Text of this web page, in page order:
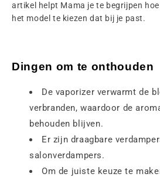
artikel helpt Mama je te begrijpen
het model te kiezen dat bij je past.
Dingen om te onthouden
De vaporizer verwarmt de
verbranden, waardoor de
behouden blijven.
Er zijn draagbare
salonverdampers.
Om de juiste keuze te